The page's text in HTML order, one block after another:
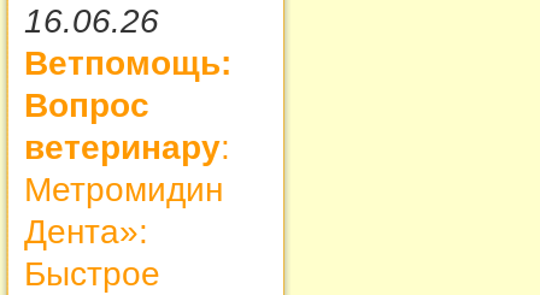
16.06.26
Ветпомощь:
Вопрос
ветеринару:
Метромидин
Дента»:
Быстрое